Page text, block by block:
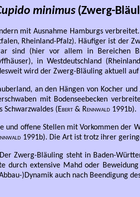
minimus (Zwerg-
mit Ausnahme Hamburgs
Rheinland-Pfalz). Häufiger ist der
sind (hier vor allem in Bereichen
in Westdeutschland
wird der Zwerg-Bläuling aktuell
an den Hängen von Kocher
mit Bodenseebecken
Schwarzwaldes (Ebert & Rennwald 1991b).
und offene Stellen mit Vorkommen der
1991b). Die Art ist trotz ihrer
Zwerg-Bläuling steht in Baden-
durch extensive Mahd oder
)Dynamik auch nach Beendigung